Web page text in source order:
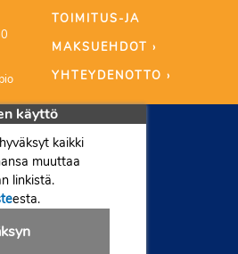
TOIMITUS-JA
MAKSUEHDOT ›
YHTEYDENOTTO ›
käyttö
kaikki
muuttaa
linkistä.
esta.